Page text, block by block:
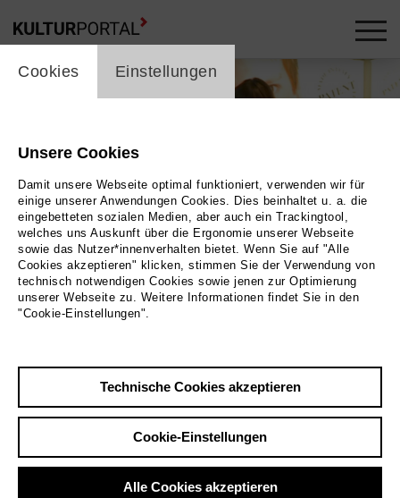
Foto (c) 2009 CAB Chock-A-Block Film
Zurück|Übersicht
Film Info
Deutschland 2009
Regie: Jens Pfeifer
Aktuell ist kein Angebot vorhanden
cookie_layer
Cookies Einstellungen
Unsere Cookies
Damit unsere Webseite optimal funktioniert, verwenden wir für
einige unserer Anwendungen Cookies. Dies beinhaltet u. a. die
eingebetteten sozialen Medien, aber auch ein Trackingtool,
welches uns Auskunft über die Ergonomie unserer Webseite
sowie das Nutzer*innenverhalten bietet. Wenn Sie auf "Alle
Cookies akzeptieren" klicken, stimmen Sie der Verwendung von
technisch notwendigen Cookies sowie jenen zur Optimierung
unserer Webseite zu. Weitere Informationen findet Sie in den
"Cookie-Einstellungen".
Technische Cookies akzeptieren
Cookie-Einstellungen
Alle Cookies akzeptieren